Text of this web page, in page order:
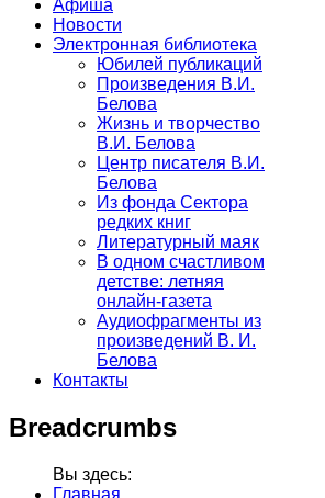
Афиша
Новости
Электронная библиотека
Юбилей публикаций
Произведения В.И.
Белова
Жизнь и творчество
В.И. Белова
Центр писателя В.И.
Белова
Из фонда Сектора
редких книг
Литературный маяк
В одном счастливом
детстве: летняя
онлайн-газета
Аудиофрагменты из
произведений В. И.
Белова
Контакты
Breadcrumbs
Вы здесь:
Главная